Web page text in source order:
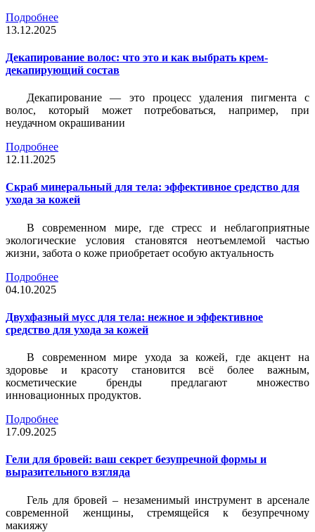
Подробнее
13.12.2025
Декапирование волос: что это и как выбрать крем-
декапирующий состав
Декапирование — это процесс удаления пигмента с
волос, который может потребоваться, например, при
неудачном окрашивании
Подробнее
12.11.2025
Скраб минеральный для тела: эффективное средство для
ухода за кожей
В современном мире, где стресс и неблагоприятные
экологические условия становятся неотъемлемой частью
жизни, забота о коже приобретает особую актуальность
Подробнее
04.10.2025
Двухфазный мусс для тела: нежное и эффективное
средство для ухода за кожей
В современном мире ухода за кожей, где акцент на
здоровье и красоту становится всё более важным,
косметические бренды предлагают множество
инновационных продуктов.
Подробнее
17.09.2025
Гели для бровей: ваш секрет безупречной формы и
выразительного взгляда
Гель для бровей – незаменимый инструмент в арсенале
современной женщины, стремящейся к безупречному
макияжу